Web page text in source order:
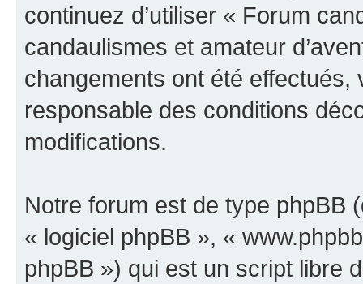
continuez d’utiliser « Forum
candaulismes et amateur
changements ont été effectués,
responsable des conditions
modifications.
Notre forum est de type phpBB
« logiciel phpBB », «
phpBB ») qui est un script libre